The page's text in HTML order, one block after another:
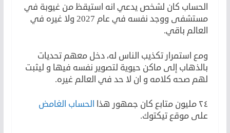
الحساب كان لشخص يدعي انه استيقظ من غيوبة في
مستشفى ووجد نفسه في عام 2027 ولا غيره في
العالم باقي.
ومع استمرار تكذيب الناس له، دخل معهم تحديات
بالذهاب إلى ماكن حيوية لتصوير نفسه فيها و ليثبت
لهم صحه كلامه و ان لا حد في العالم غيره.
٢٤ مليون متابع كان جمهور هذا
الحساب الغامض
على موقع تيكتوك.